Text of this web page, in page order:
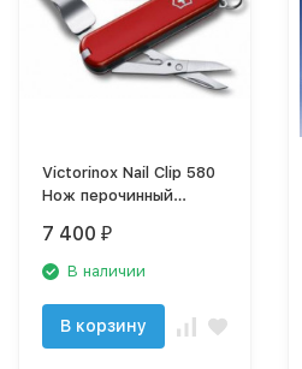
Victorinox Nail Clip 580
Нож перочинный
7 400 ₽
В наличии
В корзину